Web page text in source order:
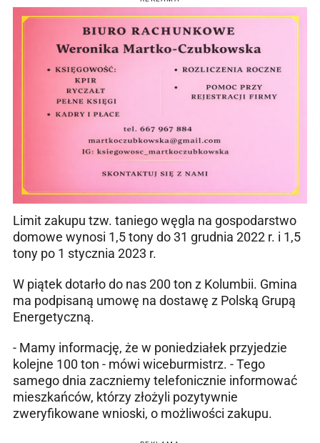
Limit zakupu tzw. taniego węgla na gospodarstwo
domowe wynosi 1,5 tony do 31 grudnia 2022 r. i 1,5
tony po 1 stycznia 2023 r.
W piątek dotarło do nas 200 ton z Kolumbii. Gmina
ma podpisaną umowę na dostawę z Polską Grupą
Energetyczną.
- Mamy informację, że w poniedziałek przyjedzie
kolejne 100 ton - mówi wiceburmistrz. - Tego
samego dnia zaczniemy telefonicznie informować
mieszkańców, którzy złożyli pozytywnie
zweryfikowane wnioski, o możliwości zakupu.